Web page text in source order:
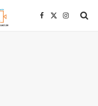
Facebook
X